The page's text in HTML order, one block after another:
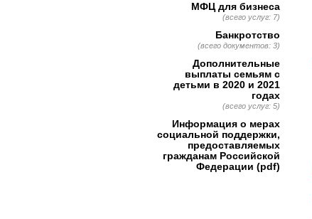
МФЦ для бизнеса
(всего услуг: 7)
Банкротство
(всего документов: 3)
Дополнительные
выплаты семьям с
детьми в 2020 и 2021
годах
(всего услуг: 5)
Информация о мерах
социальной поддержки,
предоставляемых
гражданам Российской
Федерации (pdf)